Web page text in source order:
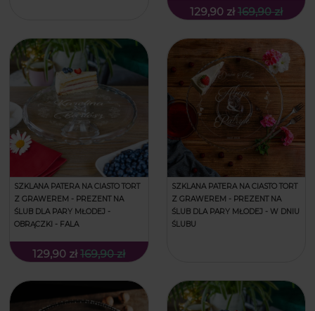
129,90 zł 169,90 zł
SZKLANA PATERA NA CIASTO TORT
Z GRAWEREM - PREZENT NA
ŚLUB DLA PARY MŁODEJ -
OBRĄCZKI - FALA
129,90 zł 169,90 zł
SZKLANA PATERA NA CIASTO TORT
Z GRAWEREM - PREZENT NA
ŚLUB DLA PARY MŁODEJ - W DNIU
ŚLUBU